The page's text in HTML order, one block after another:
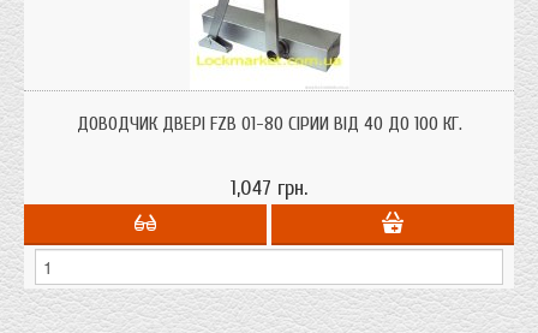
ДОВОДЧИК ДВЕРІ FZB 01-80 СІРИЙ ВІД 40 ДО 100 КГ.
1,047 грн.